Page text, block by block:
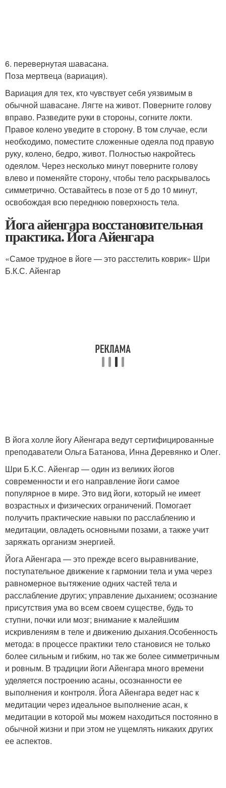
6. перевернутая шавасана.
Поза мертвеца (вариация).
Вариация для тех, кто чувствует себя уязвимым в
обычной шавасане. Лягте на живот. Поверните голову
вправо. Разведите руки в стороны, согните локти.
Правое колено уведите в сторону. В том случае, если
необходимо, поместите сложенные одеяла под правую
руку, колено, бедро, живот. Полностью накройтесь
одеялом. Через несколько минут поверните голову
влево и поменяйте сторону, чтобы тело раскрывалось
симметрично. Оставайтесь в позе от 5 до 10 минут,
освобождая всю переднюю поверхность тела.
Йога айенгара восстановительная
практика. Йога Айенгара
«Самое трудное в йоге — это расстелить коврик» Шри
Б.К.С. Айенгар
В йога холле йогу Айенгара ведут сертифицированные
преподаватели Ольга Батанова, Инна Деревянко и Олег.
Шри Б.К.С. Айенгар — один из великих йогов
современности и его направление йоги самое
популярное в мире. Это вид йоги, который не имеет
возрастных и физических ограничений. Помогает
получить практические навыки по расслаблению и
медитации, овладеть основными позами, а также учит
заряжать организм энергией.
Йога Айенгара — это прежде всего выравнивание,
поступательное движение к гармонии тела и ума через
равномерное вытяжение одних частей тела и
расслабление других; управление дыханием; осознание
присутствия ума во всем своем существе, будь то
ступни, почки или мозг; внимание к малейшим
искривлениям в теле и движению дыхания.Особенность
метода: в процессе практики тело становися не только
более сильным и гибким, но так же более симметричным
и ровным. В традиции йоги Айенгара много времени
уделяется построению асаны, осознанности ее
выполнения и контроля. Йога Айенгара ведет нас к
медитации через идеальное выполнение асан, к
медитации в которой мы можем находиться постоянно в
обычной жизни и при этом не ущемлять никаких других
ее аспектов.